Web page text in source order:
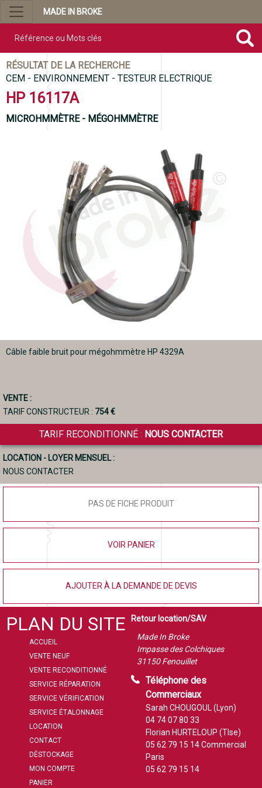
MADE IN BROKE
RÉSULTAT DE LA RECHERCHE
CEM - ENVIRONNEMENT - TESTEUR ELECTRIQUE
HP 16117A
MICROHMMÈTRE - MÉGOHMMÈTRE
Câble faible bruit pour mégohmmètre HP 4329A
VENTE :
TARIF CONSTRUCTEUR : 754 €
TARIF RECONDITIONNÉ : NOUS CONTACTER
LOCATION - LOYER MENSUEL :
NOUS CONTACTER
PAS DE FICHE PRODUIT
VOIR PANIER
AJOUTER À LA DEMANDE DE DEVIS
PLAN DU SITE
ACCUEIL
VENTE NEUF
VENTE RECONDITIONNÉ
SERVICE RÉPARATION
SERVICE VÉRIFICATION
SERVICE ÉTALONNAGE
LOCATION
CONTACT
DÉSTOCKAGE
MON COMPTE
PANIER
Retour location/SAV
Made In Broke
Impasse des Colchiques
31150 Fenouillet
Téléphone des
Commerciaux
Sarah CHOUGOUL (Lyon)
04 74 07 80 33
Florian HURTELOUP (Tlse)
05 62 79 15 14Commercial
Paris
05 62 79 15 14